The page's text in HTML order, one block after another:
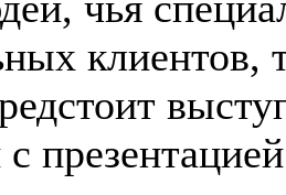
клиентов,